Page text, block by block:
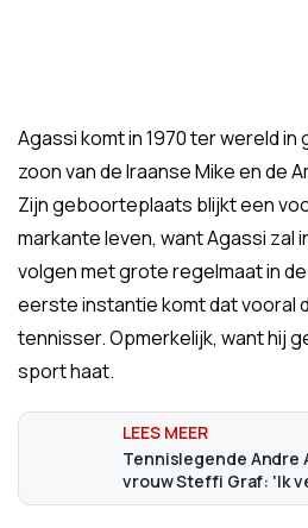
Agassi komt in 1970 ter wereld in
zoon van de Iraanse Mike en de
Zijn geboorteplaats blijkt een
markante leven, want Agassi zal
volgen met grote regelmaat in
eerste instantie komt dat vooral
tennisser. Opmerkelijk, want hij
sport haat.
Tennislegende Andre
vrouw Steffi Graf: 'Ik